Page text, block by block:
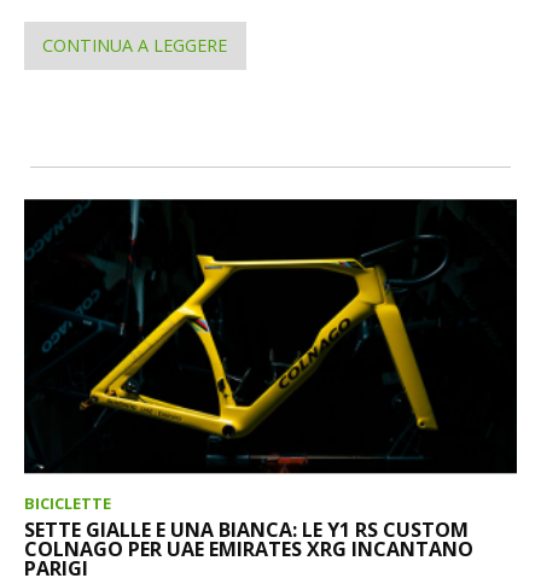
CONTINUA A LEGGERE
BICICLETTE
SETTE GIALLE E UNA BIANCA: LE Y1 RS CUSTOM
COLNAGO PER UAE EMIRATES XRG INCANTANO
PARIGI